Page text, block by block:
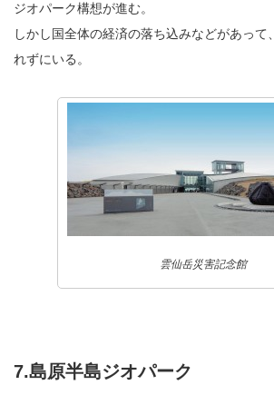
ジオパーク構想が進む。
しかし国全体の経済の落ち込みなどがあって
れずにいる。
雲仙岳災害記念館
7.島原半島ジオパーク